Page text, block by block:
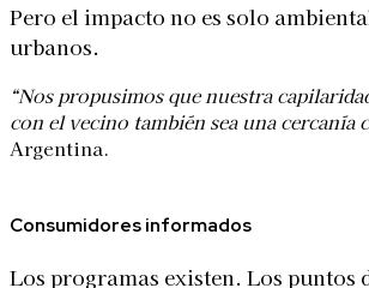
Pero el impacto no es solo
urbanos.
“Nos propusimos que nuestra
con el vecino también sea una cercanía
Argentina.
Consumidores informados
Los programas existen. Los puntos